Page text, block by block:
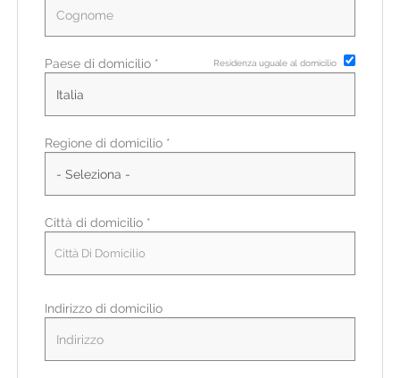
ES
PT
Paese di domicilio * Residenza uguale al domicilio
Regione di domicilio *
Città di domicilio *
Città Di Domicilio
Indirizzo di domicilio